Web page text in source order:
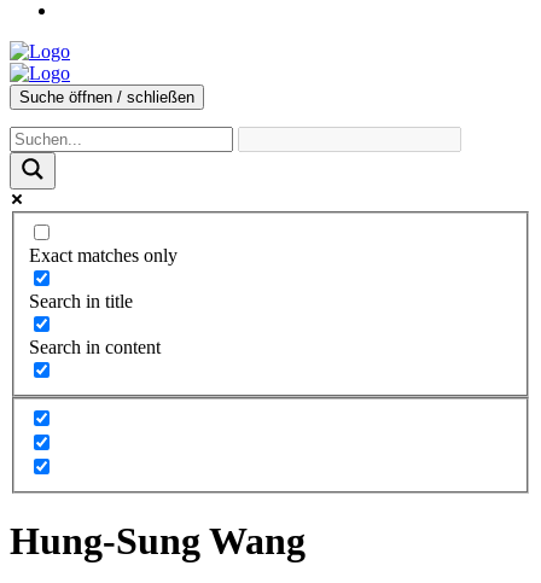
Suche öffnen / schließen
Exact matches only
Search in title
Search in content
Hung-Sung Wang